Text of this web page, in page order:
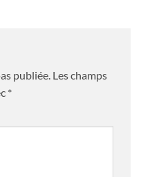
publiée. Les champs
*